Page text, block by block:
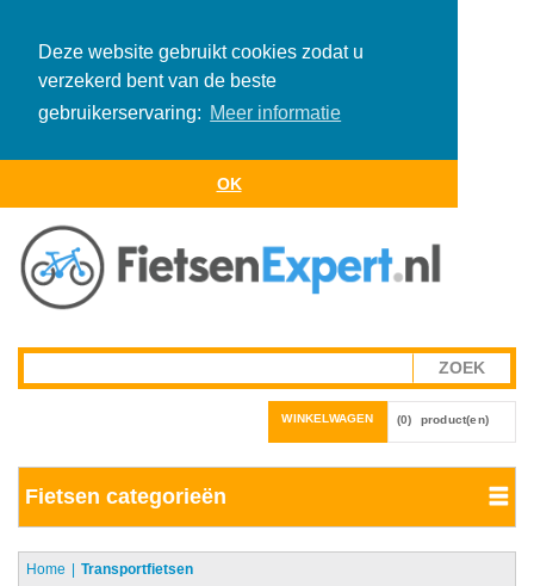
Deze website gebruikt cookies zodat u
verzekerd bent van de beste
gebruikerservaring: Meer informatie
OK
WINKELWAGEN (0) product(en)
Fietsen categorieën
Home Transportfietsen